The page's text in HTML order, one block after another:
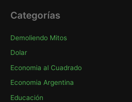
c
r
p
o
Categorías
Demoliendo Mitos
Dolar
Economia al Cuadrado
Economia Argentina
Educación